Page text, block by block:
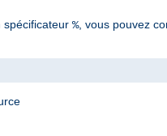
spécificateur %, vous pouvez